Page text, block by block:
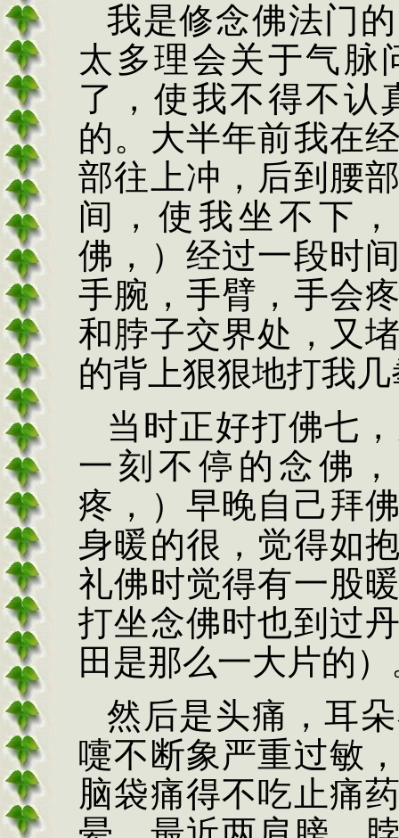
我是修念佛法门
太多理会关于气脉
了，使我不得不认
的。大半年前我在
部往上冲，后到腰
间，使我坐不下
佛，）经过一段时
手腕，手臂，手会
和脖子交界处，又
的背上狠狠地打我
当时正好打佛七
一刻不停的念佛
疼，）早晚自己拜
身暖的很，觉得如
礼佛时觉得有一股
打坐念佛时也到过
田是那么一大片的
然后是头痛，耳
嚏不断象严重过敏
脑袋痛得不吃止痛